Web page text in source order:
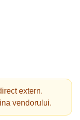
extern.
vendorului.